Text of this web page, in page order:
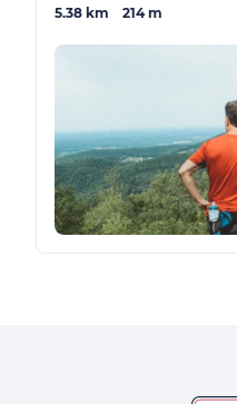
5.38 km 214 m